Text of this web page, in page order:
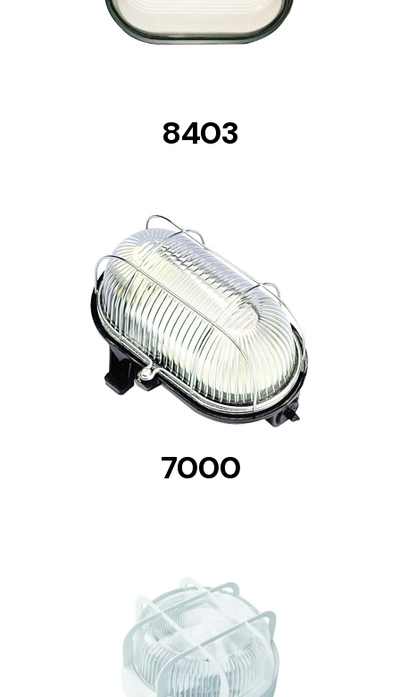
8403
DETAILS
7000
DETAILS